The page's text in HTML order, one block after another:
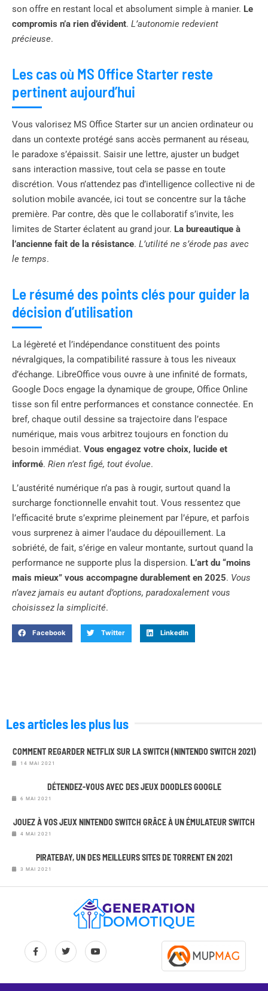
son offre en restant local et absolument simple à manier. Le
compromis n’a rien d’évident. L’autonomie redevient
précieuse.
Les cas où MS Office Starter reste
pertinent aujourd’hui
Vous valorisez MS Office Starter sur un ancien ordinateur ou
dans un contexte protégé sans accès permanent au réseau,
le paradoxe s’épaissit. Saisir une lettre, ajuster un budget
sans interaction massive, tout cela se passe en toute
discrétion. Vous n’attendez pas d’intelligence collective ni de
solution mobile avancée, ici tout se concentre sur la tâche
première. Par contre, dès que le collaboratif s’invite, les
limites de Starter éclatent au grand jour. La bureautique à
l’ancienne fait de la résistance. L’utilité ne s’érode pas avec
le temps.
Le résumé des points clés pour guider la
décision d’utilisation
La légèreté et l’indépendance constituent des points
névralgiques, la compatibilité rassure à tous les niveaux
d’échange. LibreOffice vous ouvre à une infinité de formats,
Google Docs engage la dynamique de groupe, Office Online
tisse son fil entre performances et constance connectée. En
bref, chaque outil dessine sa trajectoire dans l’espace
numérique, mais vous arbitrez toujours en fonction du
besoin immédiat. Vous engagez votre choix, lucide et
informé. Rien n’est figé, tout évolue.
L’austérité numérique n’a pas à rougir, surtout quand la
surcharge fonctionnelle envahit tout. Vous ressentez que
l’efficacité brute s’exprime pleinement par l’épure, et parfois
vous surprenez à aimer l’audace du dépouillement. La
sobriété, de fait, s’érige en valeur montante, surtout quand la
performance ne supporte plus la dispersion. L’art du “moins
mais mieux” vous accompagne durablement en 2025. Vous
n’avez jamais eu autant d’options, paradoxalement vous
choisissez la simplicité.
Facebook Twitter LinkedIn
Les articles les plus lus
COMMENT REGARDER NETFLIX SUR LA SWITCH (NINTENDO SWITCH 2021)
14 MAI 2021
DÉTENDEZ-VOUS AVEC DES JEUX DOODLES GOOGLE
6 MAI 2021
JOUEZ À VOS JEUX NINTENDO SWITCH GRÂCE À UN ÉMULATEUR SWITCH
4 MAI 2021
PIRATEBAY, UN DES MEILLEURS SITES DE TORRENT EN 2021
3 MAI 2021